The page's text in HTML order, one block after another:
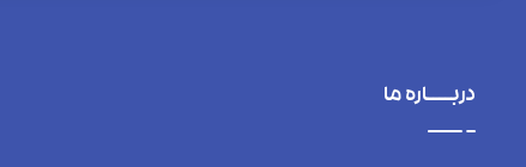
دربــــاره ما